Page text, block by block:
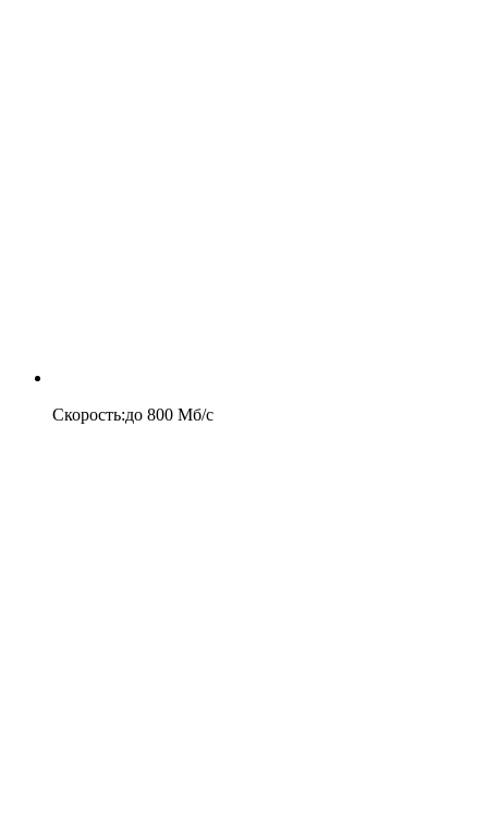
Скорость:до 800 Мб/c